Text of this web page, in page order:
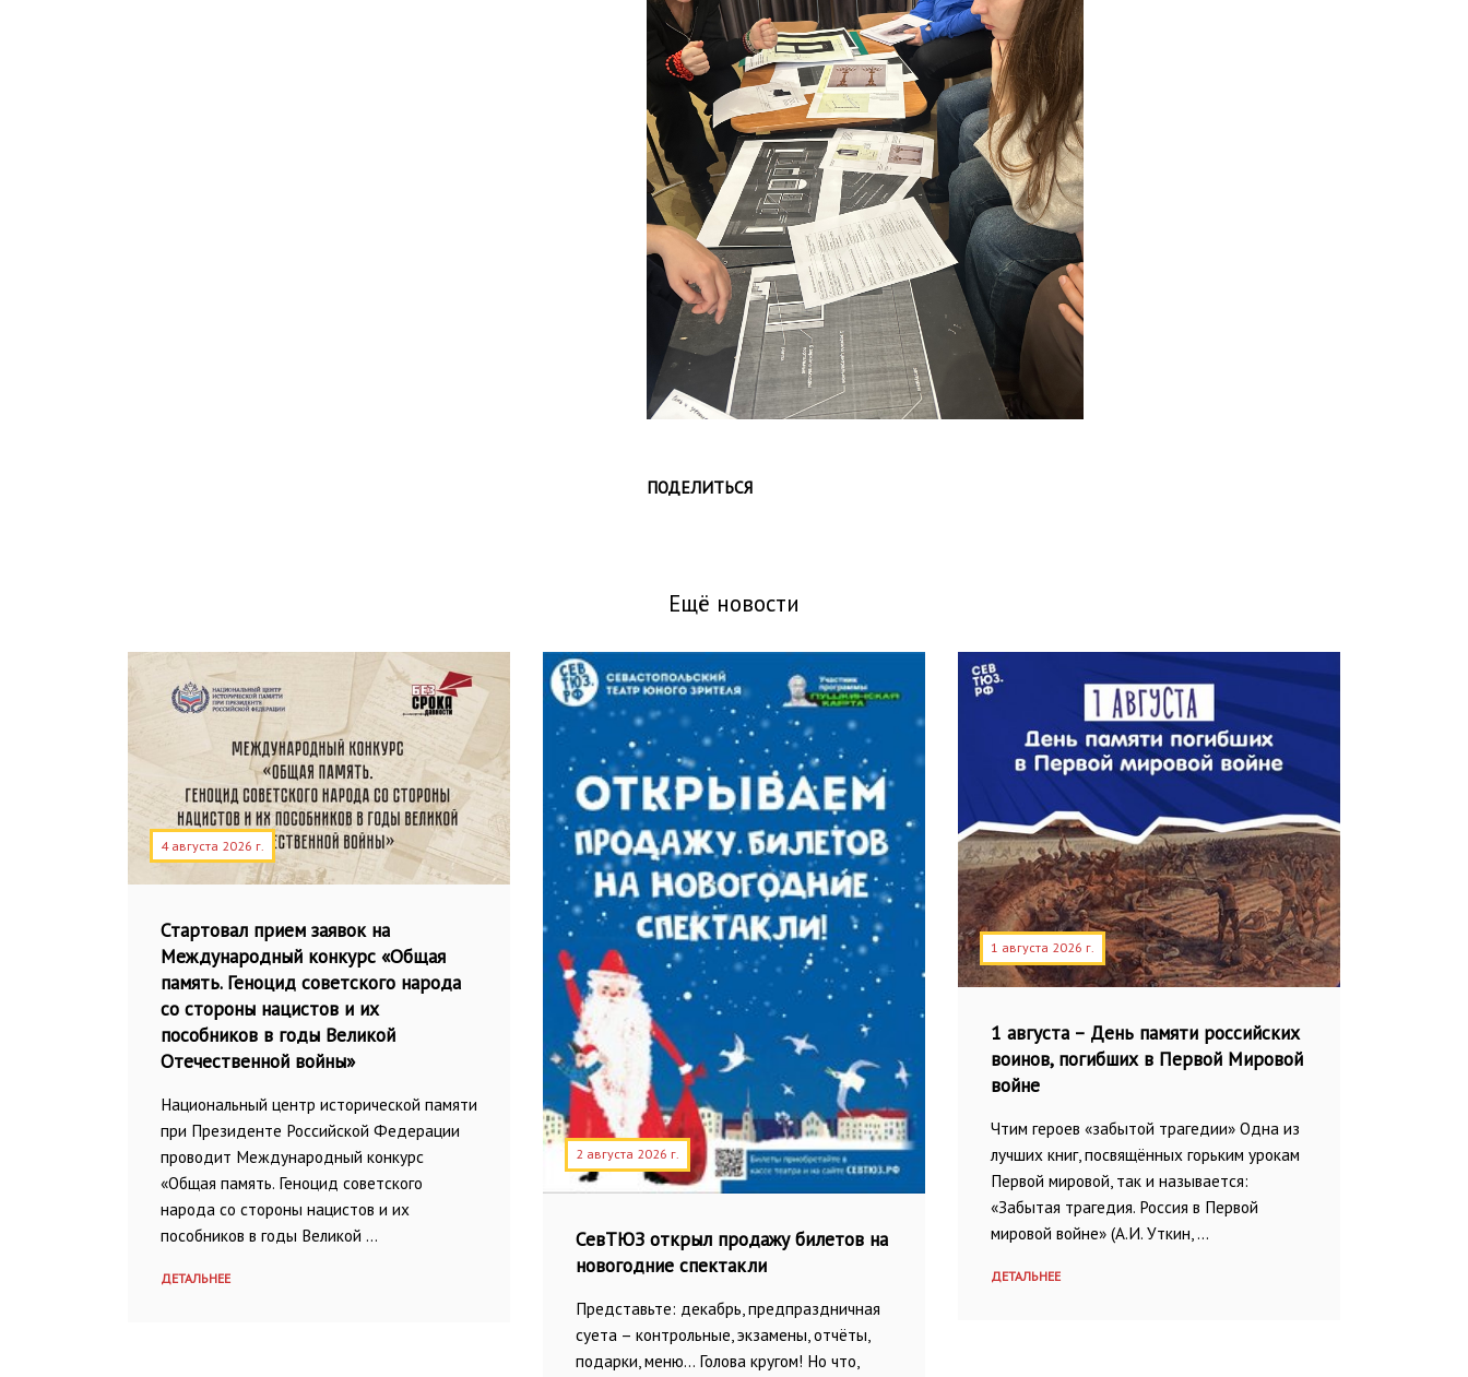
ПОДЕЛИТЬСЯ
Ещё новости
4 августа 2026 г.
Стартовал прием заявок на
Международный конкурс «Общая
память. Геноцид советского народа
со стороны нацистов и их
пособников в годы Великой
Отечественной войны»
Национальный центр исторической памяти
при Президенте Российской Федерации
проводит Международный конкурс
«Общая память. Геноцид советского
народа со стороны нацистов и их
пособников в годы Великой …
ДЕТАЛЬНЕЕ
2 августа 2026 г.
СевТЮЗ открыл продажу билетов на
новогодние спектакли
Представьте: декабрь, предпраздничная
суета – контрольные, экзамены, отчёты,
подарки, меню… Голова кругом! Но что,
1 августа 2026 г.
1 августа – День памяти российских
воинов, погибших в Первой Мировой
войне
Чтим героев «забытой трагедии» Одна из
лучших книг, посвящённых горьким урокам
Первой мировой, так и называется:
«Забытая трагедия. Россия в Первой
мировой войне» (А.И. Уткин, …
ДЕТАЛЬНЕЕ